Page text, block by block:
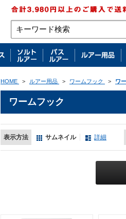
HOME > ルアー用品 > ワームフック > ワ
ワームフック
表示方法 サムネイル 詳細